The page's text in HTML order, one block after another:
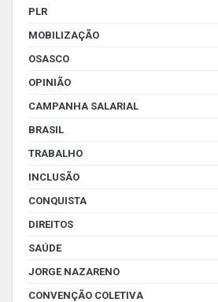
PLR
MOBILIZAÇÃO
OSASCO
OPINIÃO
CAMPANHA SALARIAL
BRASIL
TRABALHO
INCLUSÃO
CONQUISTA
DIREITOS
SAÚDE
JORGE NAZARENO
CONVENÇÃO COLETIVA